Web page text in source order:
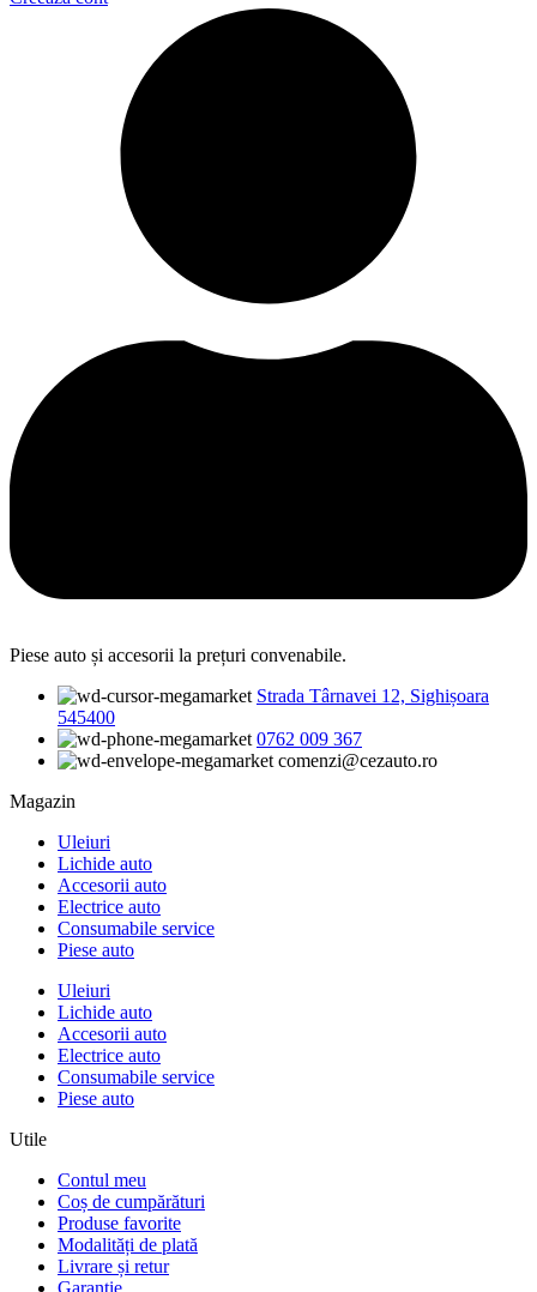
Piese auto și accesorii la prețuri convenabile.
Strada Târnavei 12, Sighișoara
545400
0762 009 367
comenzi@cezauto.ro
Magazin
Uleiuri
Lichide auto
Accesorii auto
Electrice auto
Consumabile service
Piese auto
Uleiuri
Lichide auto
Accesorii auto
Electrice auto
Consumabile service
Piese auto
Utile
Contul meu
Coș de cumpărături
Produse favorite
Modalități de plată
Livrare și retur